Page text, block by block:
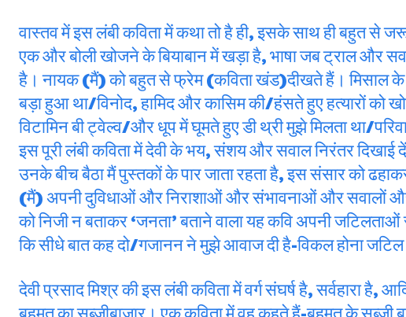
वास्तव में इस लंबी कविता में कथा तो है ही, इसके साथ ही बहुत
एक और बोली खोजने के बियाबान में खड़ा है, भाषा जब ट्राल और
है। नायक (मैं) को बहुत से फ्रेम (कविता खंड)दीखते हैं। मिसाल के
बड़ा हुआ था/विनोद, हामिद और कासिम की/हंसते हुए हत्यारों
विटामिन बी ट्वेल्व/और धूप में घूमते हुए डी थ्री मुझे मिलता था/
इस पूरी लंबी कविता में देवी के भय, संशय और सवाल निरंतर
उनके बीच बैठा मैं पुस्तकों के पार जाता रहता है, इस संसार को
(मैं) अपनी दुविधाओं और निराशाओं और संभावनाओं और सवालों और
को निजी न बताकर ‘जनता’ बताने वाला यह कवि अपनी
कि सीधे बात कह दो/गजानन ने मुझे आवाज दी है-विकल होना जटिल
देवी प्रसाद मिश्र की इस लंबी कविता में वर्ग संघर्ष है, सर्वहारा है,
बहुमत का सब्जीबाजार। एक कविता में वह कहते हैं-बहुमत के सब्जी